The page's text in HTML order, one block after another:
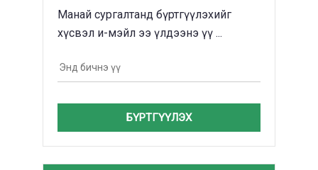
Манай сургалтанд бүртгүүлэхийг
хүсвэл и-мэйл ээ үлдээнэ үү ...
БҮРТГҮҮЛЭХ